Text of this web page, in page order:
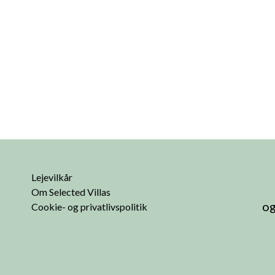
Lejevilkår
Om Selected Villas
Cookie- og privatlivspolitik